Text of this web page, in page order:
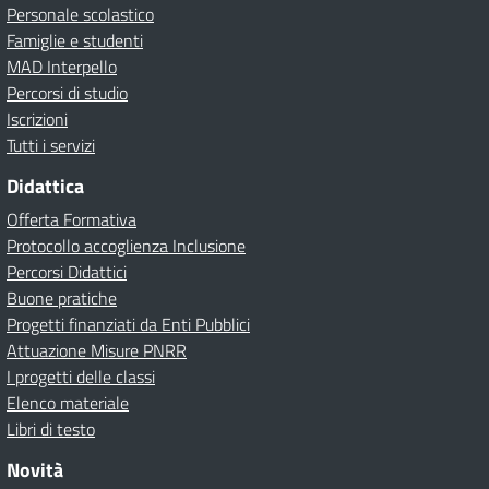
Personale scolastico
Famiglie e studenti
MAD Interpello
Percorsi di studio
Iscrizioni
Tutti i servizi
Didattica
Offerta Formativa
Protocollo accoglienza Inclusione
Percorsi Didattici
Buone pratiche
Progetti finanziati da Enti Pubblici
Attuazione Misure PNRR
I progetti delle classi
Elenco materiale
Libri di testo
Novità